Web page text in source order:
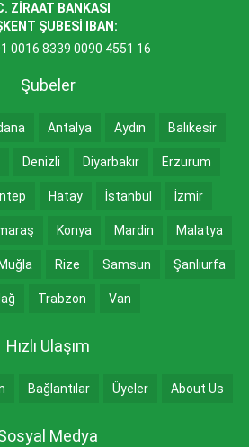
ZİRAAT BANKASI
ŞUBESİ IBAN:
0016 8339 0090 4551 16
Şubeler
Antalya Aydın Balıkesir
Denizli Diyarbakır Erzurum
Hatay İstanbul İzmir
Konya Mardin Malatya
Muğla Rize Samsun Şanlıurfa
Trabzon Van
Hızlı Ulaşım
Bağlantılar Üyeler About Us
Medya